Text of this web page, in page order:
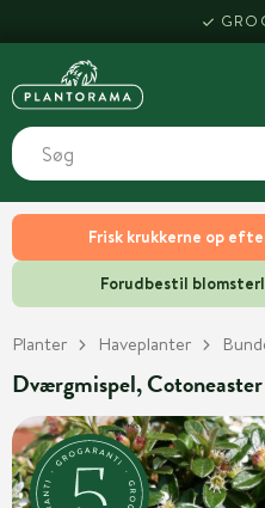
Frisk krukkerne op
Forudbestil
Planter Haveplanter
Dværgmispel,